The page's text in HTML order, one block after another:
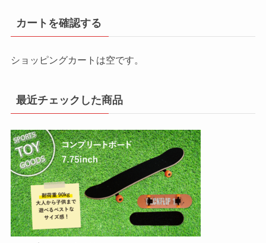
カートを確認する
ショッピングカートは空です。
最近チェックした商品